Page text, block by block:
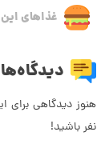
غذاهای
دیدگاه‌ها
هنوز دیدگاهی برای
نفر باشید!